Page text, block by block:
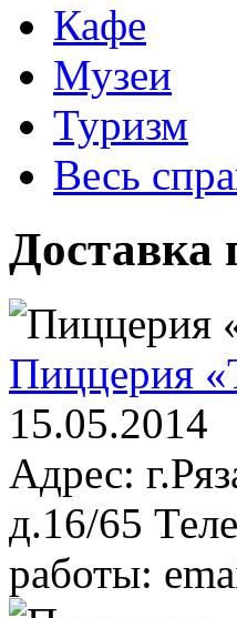
Кафе
Музеи
Туризм
Весь
Пиццерия
15.05.2014
Адрес:
д.16/65
работы: